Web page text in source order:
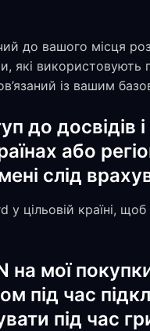
до вашого місця
які використовують
із вашим
до досвідів і
або
слід
у цільовій країні,
мої
під час
під час